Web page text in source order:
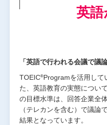
英語
「英語で行われる会議で議
TOEIC®Programを活用して
た、英語教育の実態につい
の目標水準は、回答企業全
（テレカンを含む）で議論
結果となっています。